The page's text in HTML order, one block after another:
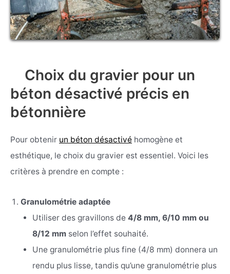
Choix du gravier pour un
béton désactivé précis en
bétonnière
Pour obtenir un béton désactivé homogène et
esthétique, le choix du gravier est essentiel. Voici les
critères à prendre en compte :
Granulométrie adaptée
Utiliser des gravillons de4/8 mm, 6/10 mm ou
8/12 mm selon l’effet souhaité.
Une granulométrie plus fine (4/8 mm) donnera un
rendu plus lisse, tandis qu’une granulométrie plus